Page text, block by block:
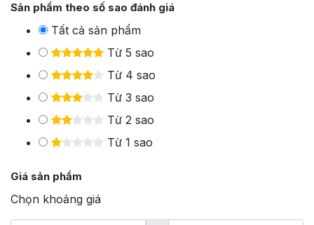
Sản phẩm theo số sao đánh giá
Tất cả sản phẩm
Từ 5 sao
Từ 4 sao
Từ 3 sao
Từ 2 sao
Từ 1 sao
Giá sản phẩm
Chọn khoảng giá